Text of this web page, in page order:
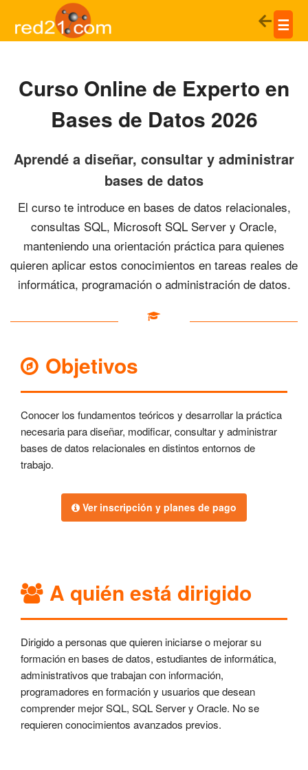
☰
Curso Online de Experto en
Bases de Datos 2026
Aprendé a diseñar, consultar y administrar
bases de datos
El curso te introduce en bases de datos relacionales,
consultas SQL, Microsoft SQL Server y Oracle,
manteniendo una orientación práctica para quienes
quieren aplicar estos conocimientos en tareas reales de
informática, programación o administración de datos.
Objetivos
Conocer los fundamentos teóricos y desarrollar la práctica
necesaria para diseñar, modificar, consultar y administrar
bases de datos relacionales en distintos entornos de
trabajo.
Ver inscripción y planes de pago
A quién está dirigido
Dirigido a personas que quieren iniciarse o mejorar su
formación en bases de datos, estudiantes de informática,
administrativos que trabajan con información,
programadores en formación y usuarios que desean
comprender mejor SQL, SQL Server y Oracle. No se
requieren conocimientos avanzados previos.